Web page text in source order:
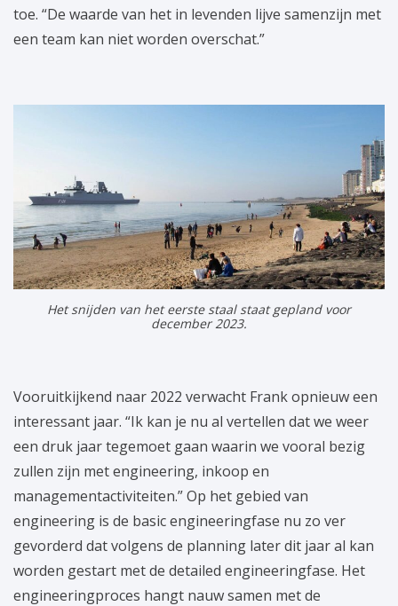
toe. “De waarde van het in levenden lijve samenzijn met
een team kan niet worden overschat.”
Het snijden van het eerste staal staat gepland voor
december 2023.
Vooruitkijkend naar 2022 verwacht Frank opnieuw een
interessant jaar. “Ik kan je nu al vertellen dat we weer
een druk jaar tegemoet gaan waarin we vooral bezig
zullen zijn met engineering, inkoop en
managementactiviteiten.” Op het gebied van
engineering is de basic engineeringfase nu zo ver
gevorderd dat volgens de planning later dit jaar al kan
worden gestart met de detailed engineeringfase. Het
engineeringproces hangt nauw samen met de